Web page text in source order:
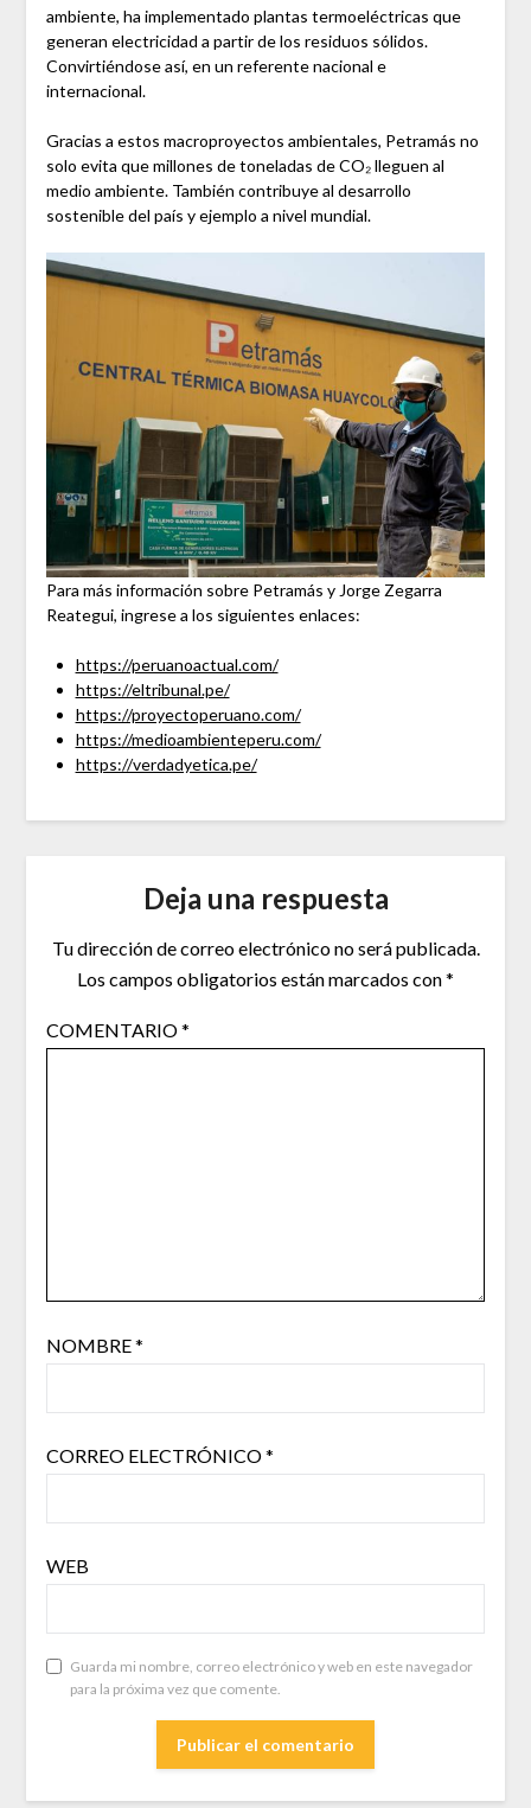
ambiente, ha implementado plantas termoeléctricas que
generan electricidad a partir de los residuos sólidos.
Convirtiéndose así, en un referente nacional e
internacional.
Gracias a estos macroproyectos ambientales, Petramás no
solo evita que millones de toneladas de CO₂ lleguen al
medio ambiente. También contribuye al desarrollo
sostenible del país y ejemplo a nivel mundial.
Para más información sobre Petramás y Jorge Zegarra
Reategui, ingrese a los siguientes enlaces:
https://peruanoactual.com/
https://eltribunal.pe/
https://proyectoperuano.com/
https://medioambienteperu.com/
https://verdadyetica.pe/
Deja una respuesta
Tu dirección de correo electrónico no será publicada.
Los campos obligatorios están marcados con*
COMENTARIO*
NOMBRE*
CORREO ELECTRÓNICO*
WEB
Guarda mi nombre, correo electrónico y web en este navegador
para la próxima vez que comente.